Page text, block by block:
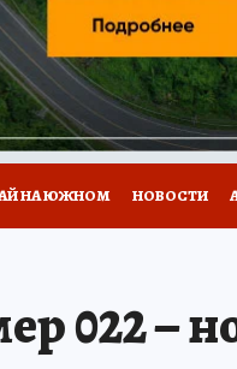
НА ЮЖНОМ НОВОСТИ
ЮЖНОГО УРАЛА ЗАДАЙ
022 –